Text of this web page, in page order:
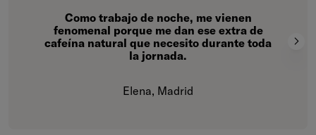
Como trabajo de noche, me vienen
fenomenal porque me dan ese extra de
cafeína natural que necesito durante toda
la jornada.
Elena, Madrid